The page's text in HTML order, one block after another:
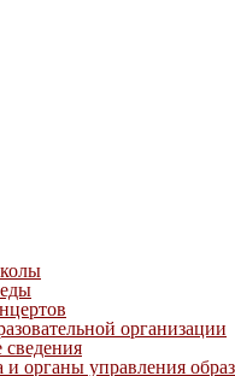
организации
и органы управления